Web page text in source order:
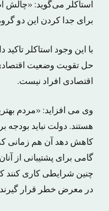
استاکلر می‌گوید: «چالش
برای جدا کردن این دو
با این وجود استاکلر
حل تقویت وضعیت
اقتصادی افراد نیست.
وی می افزاید: «مردم
هستند. دولت نباید بودجه
کاهش دهد آن هم زمانی
گامی برای پشتیبانی از
چنین شرایطی کاری کنند
در معرض خطر قرار